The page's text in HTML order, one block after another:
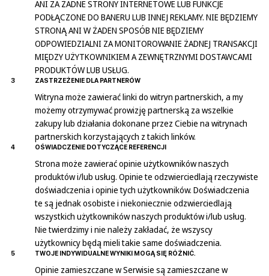
ANI ZA ŻADNE STRONY INTERNETOWE LUB FUNKCJE
PODŁĄCZONE DO BANERU LUB INNEJ REKLAMY. NIE BĘDZIEMY
STRONĄ ANI W ŻADEN SPOSÓB NIE BĘDZIEMY
ODPOWIEDZIALNI ZA MONITOROWANIE ŻADNEJ TRANSAKCJI
MIĘDZY UŻYTKOWNIKIEM A ZEWNĘTRZNYMI DOSTAWCAMI
PRODUKTÓW LUB USŁUG.
3 ZASTRZEŻENIE DLA PARTNERÓW
Witryna może zawierać linki do witryn partnerskich, a my
możemy otrzymywać prowizję partnerską za wszelkie
zakupy lub działania dokonane przez Ciebie na witrynach
partnerskich korzystających z takich linków.
4 OŚWIADCZENIE DOTYCZĄCE REFERENCJI
Strona może zawierać opinie użytkowników naszych
produktów i/lub usług. Opinie te odzwierciedlają rzeczywiste
doświadczenia i opinie tych użytkowników. Doświadczenia
te są jednak osobiste i niekoniecznie odzwierciedlają
wszystkich użytkowników naszych produktów i/lub usług.
Nie twierdzimy i nie należy zakładać, że wszyscy
użytkownicy będą mieli takie same doświadczenia.
5 TWOJE INDYWIDUALNE WYNIKI MOGĄ SIĘ RÓŻNIĆ.
Opinie zamieszczane w Serwisie są zamieszczane w